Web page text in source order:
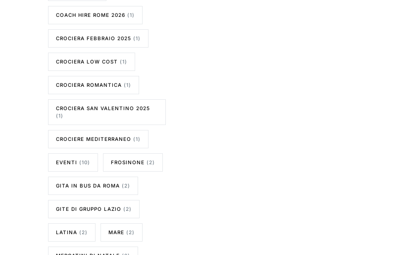
COACH HIRE ROME 2026 (1)
CROCIERA FEBBRAIO 2025 (1)
CROCIERA LOW COST (1)
CROCIERA ROMANTICA (1)
CROCIERA SAN VALENTINO 2025
(1)
CROCIERE MEDITERRANEO (1)
EVENTI (10) FROSINONE (2)
GITA IN BUS DA ROMA (2)
GITE DI GRUPPO LAZIO (2)
LATINA (2) MARE (2)